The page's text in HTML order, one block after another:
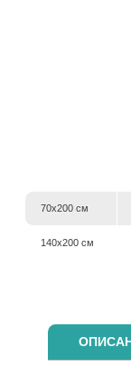
70х200 см
140х200 см